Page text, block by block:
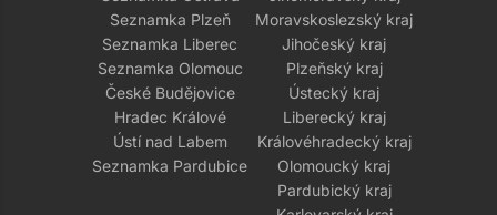
Seznamka Plzeň
Seznamka Liberec
Seznamka Olomouc
České Budějovice
Hradec Králové
Ústí nad Labem
Seznamka Pardubice
Moravskoslezský kraj
Jihočeský kraj
Plzeňský kraj
Ústecký kraj
Liberecký kraj
Královéhradecký kraj
Olomoucký kraj
Pardubický kraj